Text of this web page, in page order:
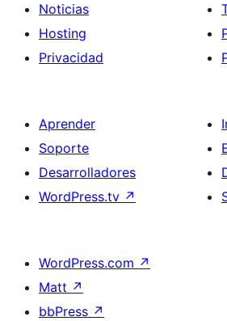
Noticias
Hosting
Privacidad
Aprender
Soporte
Desarrolladores
WordPress.tv ↗
WordPress.com ↗
Matt ↗
bbPress ↗